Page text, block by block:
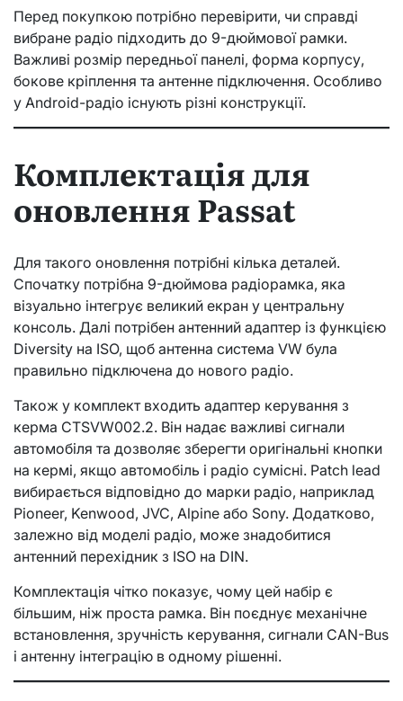
Перед покупкою потрібно перевірити, чи справді
вибране радіо підходить до 9-дюймової рамки.
Важливі розмір передньої панелі, форма корпусу,
бокове кріплення та антенне підключення. Особливо
у Android-радіо існують різні конструкції.
Комплектація для
оновлення Passat
Для такого оновлення потрібні кілька деталей.
Спочатку потрібна 9-дюймова радіорамка, яка
візуально інтегрує великий екран у центральну
консоль. Далі потрібен антенний адаптер із функцією
Diversity на ISO, щоб антенна система VW була
правильно підключена до нового радіо.
Також у комплект входить адаптер керування з
керма CTSVW002.2. Він надає важливі сигнали
автомобіля та дозволяє зберегти оригінальні кнопки
на кермі, якщо автомобіль і радіо сумісні. Patch lead
вибирається відповідно до марки радіо, наприклад
Pioneer, Kenwood, JVC, Alpine або Sony. Додатково,
залежно від моделі радіо, може знадобитися
антенний перехідник з ISO на DIN.
Комплектація чітко показує, чому цей набір є
більшим, ніж проста рамка. Він поєднує механічне
встановлення, зручність керування, сигнали CAN-Bus
і антенну інтеграцію в одному рішенні.